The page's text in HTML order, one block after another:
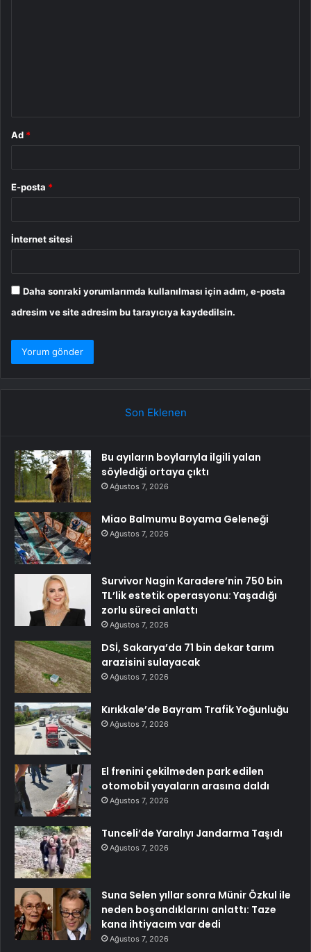
Ad *
E-posta *
İnternet sitesi
Daha sonraki yorumlarımda kullanılması için adım, e-posta
adresim ve site adresim bu tarayıcıya kaydedilsin.
Son Eklenen
Bu ayıların boylarıyla ilgili yalan
söylediği ortaya çıktı
Ağustos 7, 2026
Miao Balmumu Boyama Geleneği
Ağustos 7, 2026
Survivor Nagin Karadere’nin 750 bin
TL’lik estetik operasyonu: Yaşadığı
zorlu süreci anlattı
Ağustos 7, 2026
DSİ, Sakarya’da 71 bin dekar tarım
arazisini sulayacak
Ağustos 7, 2026
Kırıkkale’de Bayram Trafik Yoğunluğu
Ağustos 7, 2026
El frenini çekilmeden park edilen
otomobil yayaların arasına daldı
Ağustos 7, 2026
Tunceli’de Yaralıyı Jandarma Taşıdı
Ağustos 7, 2026
Suna Selen yıllar sonra Münir Özkul ile
neden boşandıklarını anlattı: Taze
kana ihtiyacım var dedi
Ağustos 7, 2026